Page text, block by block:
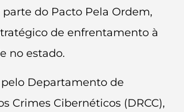
parte do Pacto Pela Ordem,
de enfrentamento à
no estado.
Departamento de
Crimes Cibernéticos (DRCC),